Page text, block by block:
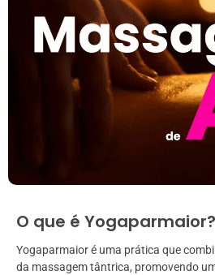
O que é Yogaparmaior?
Yogaparmaior é uma prática que
da massagem tântrica, promovendo